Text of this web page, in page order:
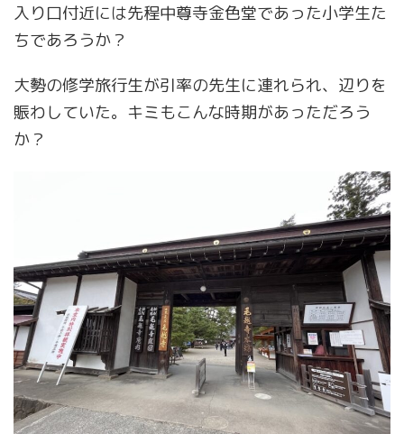
入り口付近には先程中尊寺金色堂であった小学生た
ちであろうか？
大勢の修学旅行生が引率の先生に連れられ、辺りを
賑わしていた。キミもこんな時期があっただろう
か？